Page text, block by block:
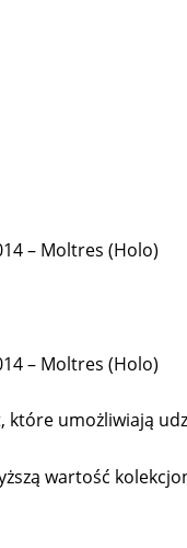
– Moltres (Holo)
– Moltres (Holo)
które umożliwiają
wartość